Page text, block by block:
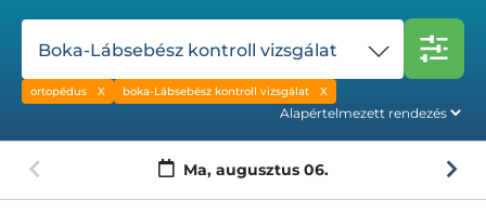
Boka-Lábsebész kontroll vizsgálat
ortopédus boka-Lábsebész kontroll vizsgálat
Ma, augusztus 06.